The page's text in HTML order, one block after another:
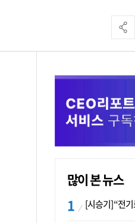
많이 본 뉴스
[시승기] “전기로 60km, 밟으